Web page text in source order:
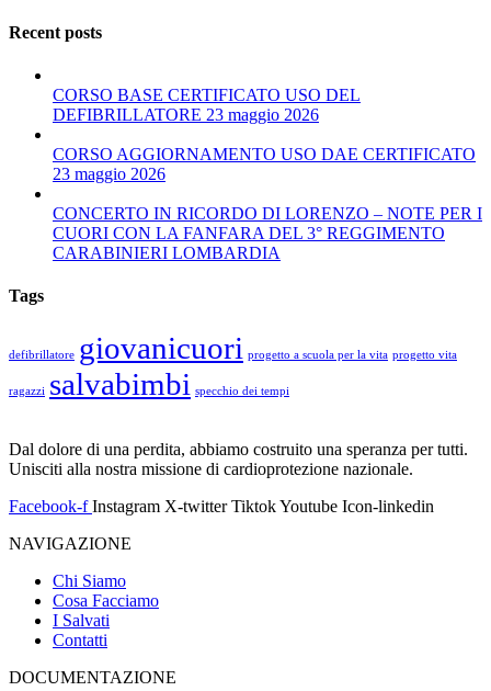
Recent posts
CORSO BASE CERTIFICATO USO DEL
DEFIBRILLATORE 23 maggio 2026
CORSO AGGIORNAMENTO USO DAE CERTIFICATO
23 maggio 2026
CONCERTO IN RICORDO DI LORENZO – NOTE PER I
CUORI CON LA FANFARA DEL 3° REGGIMENTO
CARABINIERI LOMBARDIA
Tags
defibrillatore giovanicuori progetto a scuola per la vita progetto vita
ragazzi salvabimbi specchio dei tempi
Dal dolore di una perdita, abbiamo costruito una speranza per tutti.
Unisciti alla nostra missione di cardioprotezione nazionale.
Facebook-f Instagram X-twitter TiktokYoutube Icon-linkedin
NAVIGAZIONE
Chi Siamo
Cosa Facciamo
I Salvati
Contatti
DOCUMENTAZIONE